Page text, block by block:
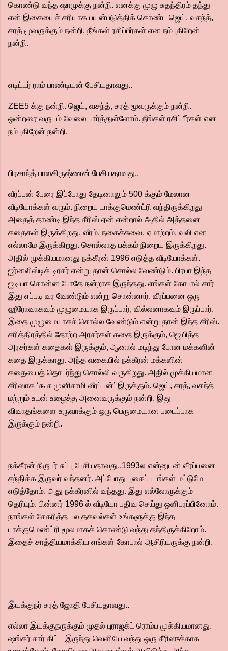
கொண்டு வந்த ஷாமுக்கு நன்றி. எனக்கு முழு சுதந்திரம் தந்து
என் இசையைச் சரியாக பயன்படுத்திக் கொண்ட ஜெய், வசந்த்,
சரத் மூவருக்கும் நன்றி. நீங்கள் ரசிப்பீர்கள் என நம்புகிறேன்
நன்றி.
எடிட்டர் ராம் பாண்டியன் பேசியதாவது..
ZEE5 க்கு நன்றி. ஜெய், வசந்த், சரத் மூவருக்கும் நன்றி.
ஒன்றரை வருடம் வேலை பார்த்துள்ளோம். நீங்கள் ரசிப்பீர்கள் என
நம்புகிறேன் நன்றி.
பிரசாந்த் பாலகிருஷ்ணன் பேசியதாவது..
வீரப்பன் பேரை இப்போது தேடினாலும் 500 க்கும் மேலான
வீடியோக்கள் வரும். நிறைய டாக்குமெண்ட்ரி வந்திருக்கிறது
அதைத் தாண்டி இந்த சீரிஸ் ஏன் என்றால் அதில் அத்தனை
கதைகள் இருக்கிறது. வீரம், நகைச்சுவை, ஏமாற்றம், வலி என
எல்லாமே இருக்கிறது. சொல்லாத பக்கம் நிறைய இருக்கிறது.
அதில் முக்கியமானது நக்கீரன் 1996 எடுத்த வீடியோக்கள்.
ஜர்னலிஸ்டிக் டிரசர் என்று தான் சொல்ல வேண்டும். பிரபா இந்த
ஐடியா சொன்ன போதே நன்றாக இருந்தது. எங்கள் கோபால் சார்
இது எப்படி வர வேண்டும் என்று சொன்னார். வீரப்பனை ஒரு
ஹீரோவாகவும் முழுமையாக இருப்பார், வில்லனாகவும் இருப்பார்.
இதை முழுமையாகச் சொல்ல வேண்டும் என்று தான் இந்த சீரிஸ்.
சரித்திரத்தில் தோற்ற அரசர்கள் கதை இருக்கும், ஜெயித்த
அரசர்கள் கதைகள் இருக்கும், ஆனால் மடிந்து போன மக்களின்
கதை இருக்காது. அந்த வகையில் நக்கீரன் மக்களின்
கதையைத் தொடர்ந்து சொல்லி வருகிறது. அதில் முக்கியமான
சீரிஸாக ‘கூச முனிசாமி வீரப்பன்’ இருக்கும். ஜெய், சரத், வசந்த்
மற்றும் உடன் உழைத்த அனைவருக்கும் நன்றி. இது
விவாதங்களை உருவாக்கும் ஒரு பெருமையான படைப்பாக
இருக்கும் நன்றி.
நக்கீரன் நிருபர் சுப்பு பேசியதாவது..1993ல என்னுடன் வீரப்பனை
சந்திக்க இருவர் வந்தனர். அப்போது புகைப்படங்கள் மட்டுமே
எடுத்தோம். அது நக்கீரனில் வந்தது. இது எல்லோருக்கும்
தெரியும். பின்னர் 1996 ல் வீடியோ பதிவு செய்து ஒளிபரப்பினோம்.
நாங்கள் சேகரித்த பல தகவல்கள் உங்களுக்கு இந்த
டாக்குமெண்ட்ரி மூலமாகக் கொண்டு வந்து தந்திருக்கிறோம்.
இதைச் சாத்தியமாக்கிய எங்கள் கோபால் ஆசிரியருக்கு நன்றி.
இயக்குநர் சரத் ஜோதி பேசியதாவது..
எல்லா இயக்குநருக்கும் முதல் புராஜக்ட் ரொம்ப முக்கியமானது.
ஷங்கர் சார் கிட்ட இருந்து வெளியே வந்து ஒரு சீரிஸுக்காக